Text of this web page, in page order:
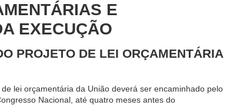
E
EXECUÇÃO
PROJETO DE LEI ORÇAMENTÁRIA
lei orçamentária da União deverá ser encaminhado pelo
Nacional, até quatro meses antes do